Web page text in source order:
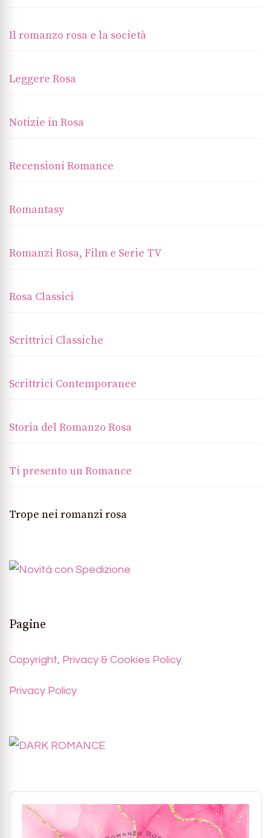
Il romanzo rosa e la società
Leggere Rosa
Notizie in Rosa
Recensioni Romance
Romantasy
Romanzi Rosa, Film e Serie TV
Rosa Classici
Scrittrici Classiche
Scrittrici Contemporanee
Storia del Romanzo Rosa
Ti presento un Romance
Trope nei romanzi rosa
Pagine
Copyright, Privacy & Cookies Policy
Privacy Policy
Audio
Player